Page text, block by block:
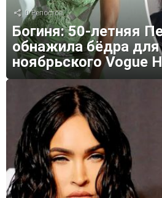
0 Репостов
Богиня: 50-летняя
обнажила бёдра
ноябрьского Vogue